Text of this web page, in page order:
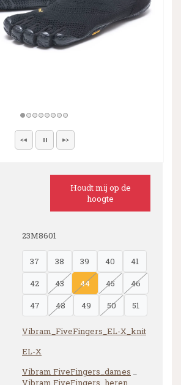
Houdt mij op de
hoogte
23M8601
37 38 39 40
41
42
43 44 45
46
47
48 49 50 51
Vibram_FiveFingers_EL-X_knit
EL-X
Vibram FiveFingers_dames
Vibram FiveFingers_heren